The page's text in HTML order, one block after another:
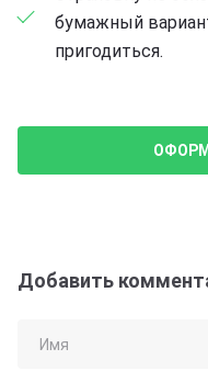
бумажный
пригодиться.
Добавить